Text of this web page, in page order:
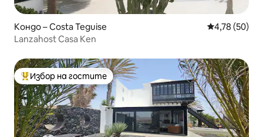
Кондо – Costa Teguise Средна
4,78 (50)
Lanzahost Casa Ken
Най-популярен избор на гостите
Избор на гостите